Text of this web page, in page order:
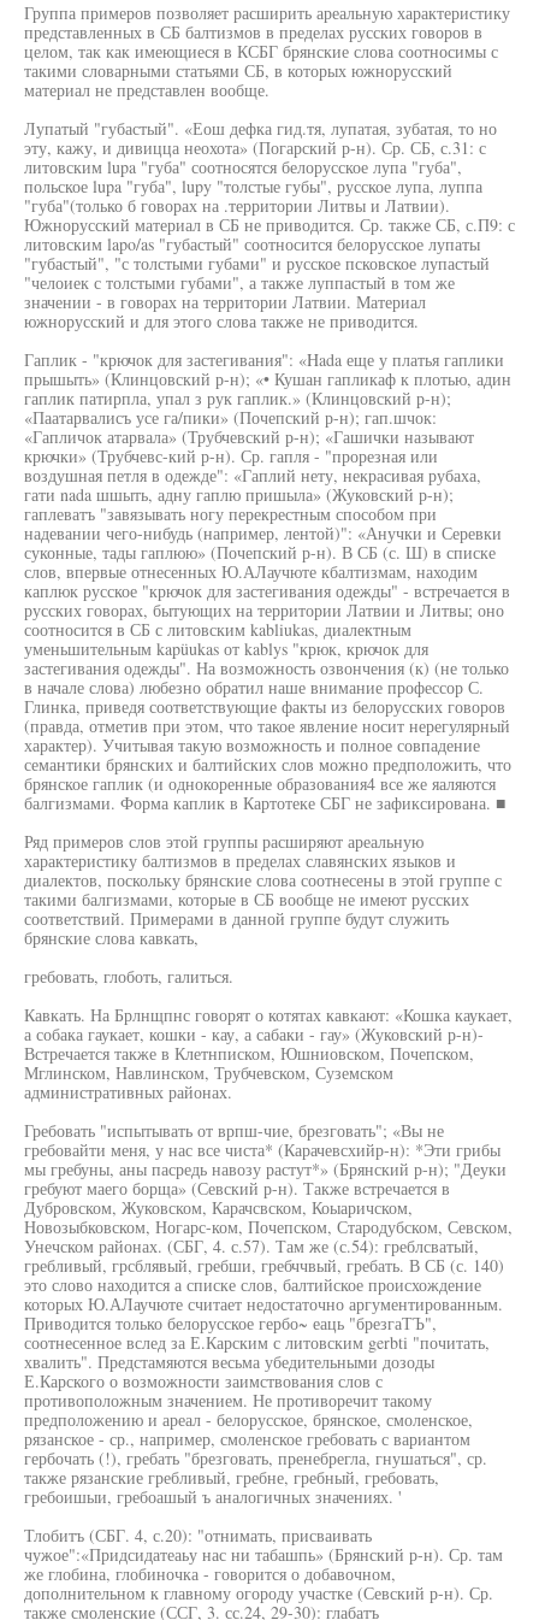
Группа примеров позволяет расширить ареальную характеристику
представленных в СБ балтизмов в пределах русских говоров в
целом, так как имеющиеся в КСБГ брянские слова соотносимы с
такими словарными статьями СБ, в которых южнорусский
материал не представлен вообще.
Лупатый "губастый". «Еош дефка гид.тя, лупатая, зубатая, то но
эту, кажу, и дивицца неохота» (Погарский р-н). Ср. СБ, с.31: с
литовским lupa "губа" соотносятся белорусское лупа "губа",
польское lupa "губа", lupy "толстые губы", русское лупа, луппа
"губа"(только б говорах на .территории Литвы и Латвии).
Южнорусский материал в СБ не приводится. Ср. также СБ, с.П9: с
литовским lapo/as "губастый" соотносится белорусское лупаты
"губастый", "с толстыми губами" и русское псковское лупастый
"челоиек с толстыми губами", а также луппастый в том же
значении - в говорах на территории Латвии. Материал
южнорусский и для этого слова также не приводится.
Гаплик - "крючок для застегивания": «Hada еще у платья гаплики
прышыть» (Клинцовский р-н); «• Кушан гапликаф к плотью, адин
гаплик патирпла, упал з рук гаплик.» (Клинцовский р-н);
«Паатарвалисъ усе га/пики» (Почепский р-н); гап.шчок:
«Гапличок атарвала» (Трубчевский р-н); «Гашички называют
крючки» (Трубчевс-кий р-н). Ср. гапля - "прорезная или
воздушная петля в одежде": «Гаплий нету, некрасивая рубаха,
гати nada шшыть, адну гаплю пришыла» (Жуковский р-н);
гаплеватъ "завязывать ногу перекрестным способом при
надевании чего-нибудь (например, лентой)": «Анучки и Серевки
суконные, тады гаплюю» (Почепский р-н). В СБ (с. Ш) в списке
слов, впервые отнесенных Ю.АЛаучюте кбалтизмам, находим
каплюк русское "крючок для застегивания одежды" - встречается в
русских говорах, бытующих на территории Латвии и Литвы; оно
соотносится в СБ с литовским kabliukas, диалектным
уменьшительным kapüukas от kablys "крюк, крючок для
застегивания одежды". На возможность озвончения (к) (не только
в начале слова) любезно обратил наше внимание профессор С.
Глинка, приведя соответствующие факты из белорусских говоров
(правда, отметив при этом, что такое явление носит нерегулярный
характер). Учитывая такую возможность и полное совпадение
семантики брянских и балтийских слов можно предположить, что
брянское гаплик (и однокоренные образования4 все же яаляются
балгизмами. Форма каплик в Картотеке СБГ не зафиксирована. ■
Ряд примеров слов этой группы расширяют ареальную
характеристику балтизмов в пределах славянских языков и
диалектов, поскольку брянские слова соотнесены в этой группе с
такими балгизмами, которые в СБ вообще не имеют русских
соответствий. Примерами в данной группе будут служить
брянские слова кавкать,
гребовать, глоботь, галиться.
Кавкать. На Брлнщпнс говорят о котятах кавкают: «Кошка каукает,
а собака гаукает, кошки - кау, а сабаки - гау» (Жуковский р-н)-
Встречается также в Клетнписком, Юшниовском, Почепском,
Мглинском, Навлинском, Трубчевском, Суземском
административных районах.
Гребовать "испытывать от врпш-чие, брезговать"; «Вы не
гребовайти меня, у нас все чиста* (Карачевсхийр-н): *Эти грибы
мы гребуны, аны пасредь навозу растут*» (Брянский р-н); "Деуки
гребуют маего борща» (Севский р-н). Также встречается в
Дубровском, Жуковском, Карачсвском, Коыаричском,
Новозыбковском, Ногарс-ком, Почепском, Стародубском, Севском,
Унечском районах. (СБГ, 4. с.57). Там же (с.54): греблсватый,
гребливый, грсблявый, гребши, гребччвый, гребать. В СБ (с. 140)
это слово находится а списке слов, балтийское происхождение
которых Ю.АЛаучюте считает недостаточно аргументированным.
Приводится только белорусское гербо~ еаць "брезгаТЪ",
соотнесенное вслед за Е.Карским с литовским gerbti "почитать,
хвалить". Предстамяются весьма убедительными дозоды
Е.Карского о возможности заимствования слов с
противоположным значением. Не противоречит такому
предположению и ареал - белорусское, брянское, смоленское,
рязанское - ср., например, смоленское гребовать с вариантом
гербочать (!), гребать "брезговать, пренебрегла, гнушаться", ср.
также рязанские гребливый, гребне, гребный, гребовать,
гребоишыи, гребоашый ъ аналогичных значениях. '
Тлобитъ (СБГ. 4, с.20): "отнимать, присваивать
чужое":«Придсидатеаьу нас ни табашпь» (Брянский р-н). Ср. там
же глобина, глобиночка - говорится о добавочном,
дополнительном к главному огороду участке (Севский р-н). Ср.
также смоленские (ССГ, 3. сс.24, 29-30): глабатъ